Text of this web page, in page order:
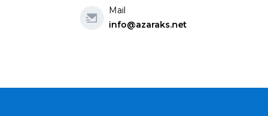
Mail
info@azaraks.net